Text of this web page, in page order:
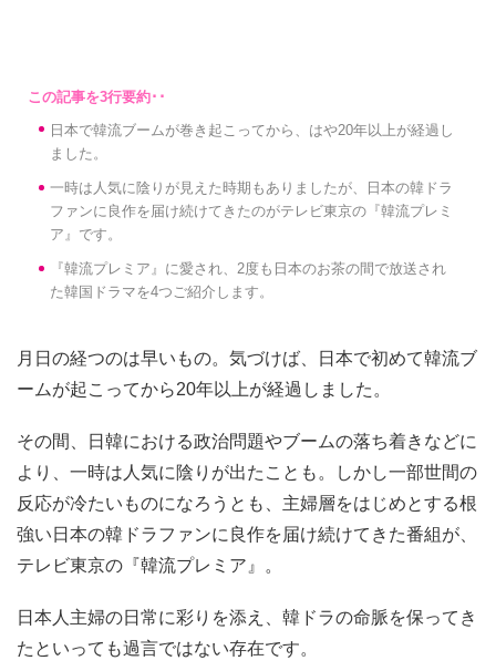
日本で韓流ブームが巻き起こってから、はや20年以上が経過し
ました。
一時は人気に陰りが見えた時期もありましたが、日本の韓ドラ
ファンに良作を届け続けてきたのがテレビ東京の『韓流プレミ
ア』です。
『韓流プレミア』に愛され、2度も日本のお茶の間で放送され
た韓国ドラマを4つご紹介します。
月日の経つのは早いもの。気づけば、日本で初めて韓流ブ
ームが起こってから20年以上が経過しました。
その間、日韓における政治問題やブームの落ち着きなどに
より、一時は人気に陰りが出たことも。しかし一部世間の
反応が冷たいものになろうとも、主婦層をはじめとする根
強い日本の韓ドラファンに良作を届け続けてきた番組が、
テレビ東京の『韓流プレミア』。
日本人主婦の日常に彩りを添え、韓ドラの命脈を保ってき
たといっても過言ではない存在です。